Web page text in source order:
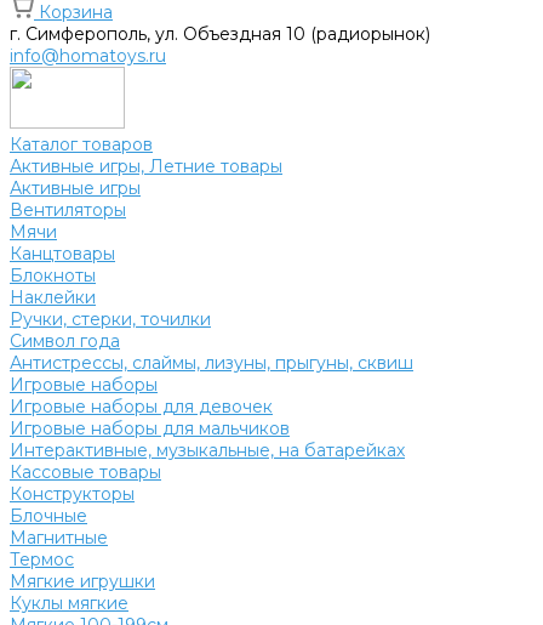
Корзина
г. Симферополь, ул. Объездная 10 (радиорынок)
info@homatoys.ru
Каталог товаров
Активные игры, Летние товары
Активные игры
Вентиляторы
Мячи
Канцтовары
Блокноты
Наклейки
Ручки, стерки, точилки
Символ года
Антистрессы, слаймы, лизуны, прыгуны, сквиш
Игровые наборы
Игровые наборы для девочек
Игровые наборы для мальчиков
Интерактивные, музыкальные, на батарейках
Кассовые товары
Конструкторы
Блочные
Магнитные
Термос
Мягкие игрушки
Куклы мягкие